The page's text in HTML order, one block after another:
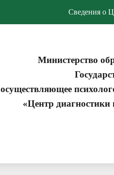
Сведения о
Министерство
осуществляющее
«Центр диагностики